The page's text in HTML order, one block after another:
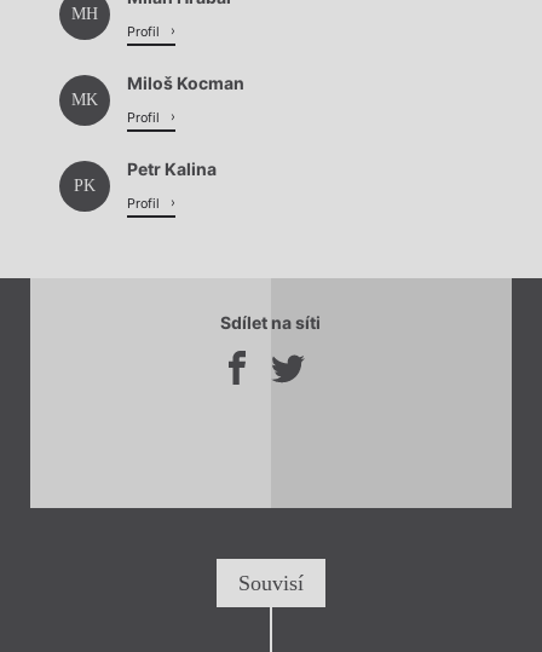
MH
Profil
MK
Miloš Kocman
Profil
PK
Petr Kalina
Profil
Sdílet na síti
Souvisí